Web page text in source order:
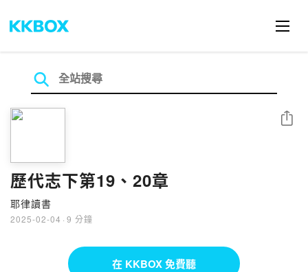
歷代志下第19、20章
耶律讀書
2025-02-04 · 9 分鐘
分享
在 KKBOX 免費聽